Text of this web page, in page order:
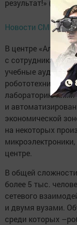
результат!»
Новости СМИ2
В центре
с сотрудниками и
учебные
робототехники,
лабораторию
и
экономической
на некоторых
центре.
В общей
более 5 тыс.
сетевого
и двумя вузами.
среди которых